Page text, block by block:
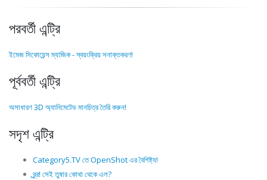
পরবর্তী এন্ট্রি
ইমেজ সিকোয়েন্স ম্যাজিক - স্বয়ংক্রিয় সনাক্তকরণ!
পূর্ববর্তী এন্ট্রি
অসাধারণ 3D অ্যানিমেটেড মানচিত্র তৈরি করুন!
সদৃশ এন্ট্রি
Category5.TV তে OpenShot এর বৈশিষ্ট্য!
ব্র্র্র! সেই তুষার কোথা থেকে এল?